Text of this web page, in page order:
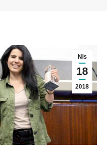
Nis
18
2018